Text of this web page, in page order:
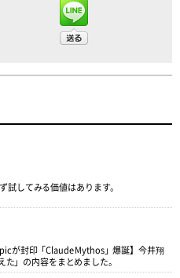
試してみる価値はあります。
が封印「Claude Mythos」爆誕】今井翔
」の内容をまとめました。